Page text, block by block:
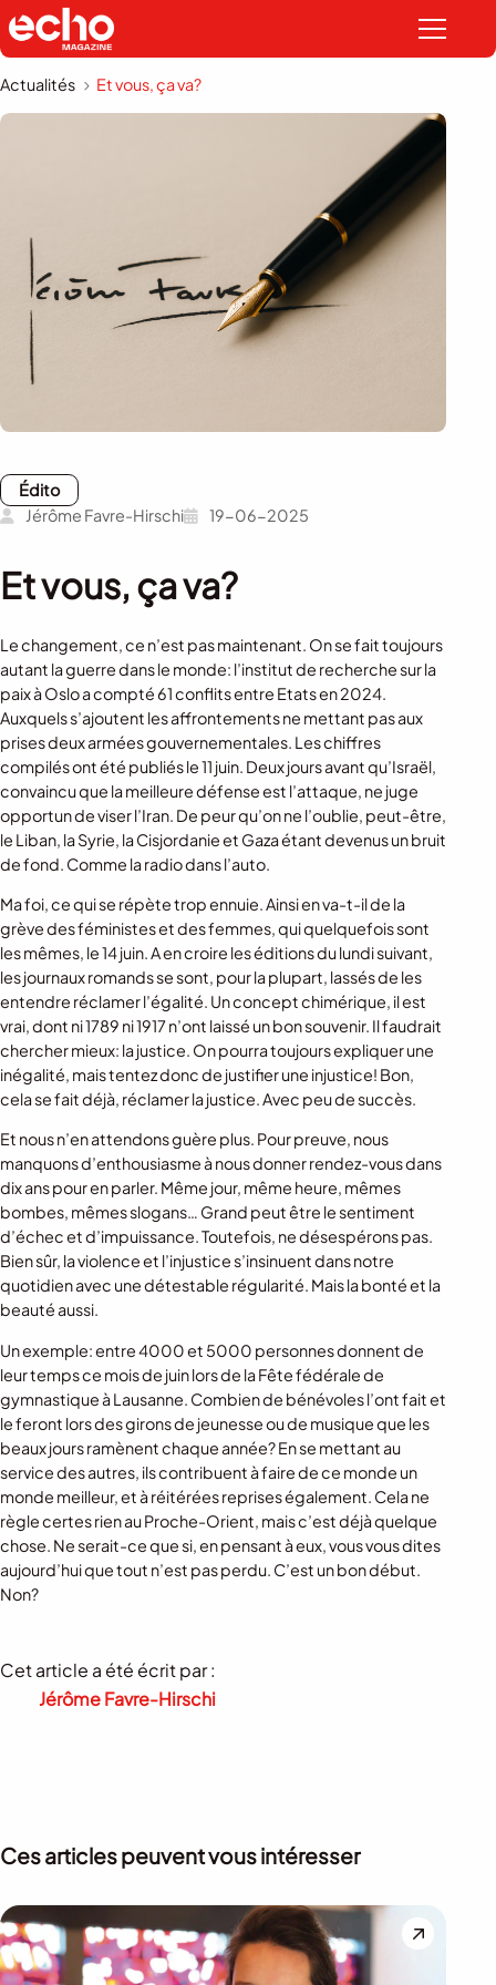
Actualités Et vous, ça va?
Édito
Jérôme Favre-Hirschi
19-06-2025
Et vous, ça va?
Le changement, ce n’est pas maintenant. On se fait toujours
autant la guerre dans le monde: l’institut de recherche sur la
paix à Oslo a compté 61 conflits entre Etats en 2024.
Auxquels s’ajoutent les affrontements ne mettant pas aux
prises deux armées gouvernementales. Les chiffres
compilés ont été publiés le 11 juin. Deux jours avant qu’Israël,
convaincu que la meilleure défense est l’attaque, ne juge
opportun de viser l’Iran. De peur qu’on ne l’oublie, peut-être,
le Liban, la Syrie, la Cisjordanie et Gaza étant devenus un bruit
de fond. Comme la radio dans l’auto.
Ma foi, ce qui se répète trop ennuie. Ainsi en va-t-il de la
grève des féministes et des femmes, qui quelquefois sont
les mêmes, le 14 juin. A en croire les éditions du lundi suivant,
les journaux romands se sont, pour la plupart, lassés de les
entendre réclamer l’égalité. Un concept chimérique, il est
vrai, dont ni 1789 ni 1917 n’ont laissé un bon souvenir. Il faudrait
chercher mieux: la justice. On pourra toujours expliquer une
inégalité, mais tentez donc de justifier une injustice! Bon,
cela se fait déjà, réclamer la justice. Avec peu de succès.
Et nous n’en attendons guère plus. Pour preuve, nous
manquons d’enthousiasme à nous donner rendez-vous dans
dix ans pour en parler. Même jour, même heure, mêmes
bombes, mêmes slogans… Grand peut être le sentiment
d’échec et d’impuissance. Toutefois, ne désespérons pas.
Bien sûr, la violence et l’injustice s’insinuent dans notre
quotidien avec une détestable régularité. Mais la bonté et la
beauté aussi.
Un exemple: entre 4000 et 5000 personnes donnent de
leur temps ce mois de juin lors de la Fête fédérale de
gymnastique à Lausanne. Combien de bénévoles l’ont fait et
le feront lors des girons de jeunesse ou de musique que les
beaux jours ramènent chaque année? En se mettant au
service des autres, ils contribuent à faire de ce monde un
monde meilleur, et à réitérées reprises également. Cela ne
règle certes rien au Proche-Orient, mais c’est déjà quelque
chose. Ne serait-ce que si, en pensant à eux, vous vous dites
aujourd’hui que tout n’est pas perdu. C’est un bon début.
Non?
Cet article a été écrit par :
Jérôme Favre-Hirschi
Ces articles peuvent vous intéresser